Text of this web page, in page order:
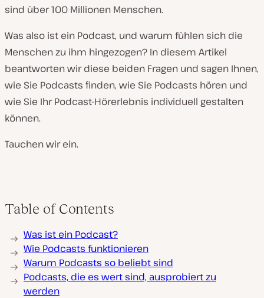
sind über 100 Millionen Menschen.
Was also ist ein Podcast, und warum fühlen sich die
Menschen zu ihm hingezogen? In diesem Artikel
beantworten wir diese beiden Fragen und sagen Ihnen,
wie Sie Podcasts finden, wie Sie Podcasts hören und
wie Sie Ihr Podcast-Hörerlebnis individuell gestalten
können.
Tauchen wir ein.
Table of Contents
Was ist ein Podcast?
Wie Podcasts funktionieren
Warum Podcasts so beliebt sind
Podcasts, die es wert sind, ausprobiert zu
werden